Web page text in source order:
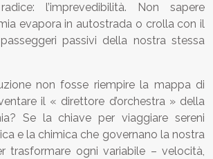
l’imprevedibilità. Non sapere
evapora in autostrada o crolla con il
passivi della nostra stessa
non fosse riempire la mappa di
il « direttore d’orchestra » della
Se la chiave per viaggiare sereni
e la chimica che governano la nostra
trasformare ogni variabile – velocità,